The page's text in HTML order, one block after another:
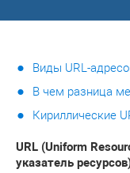
Виды URL-
В чем разница
Кириллические
URL (Uniform
указатель